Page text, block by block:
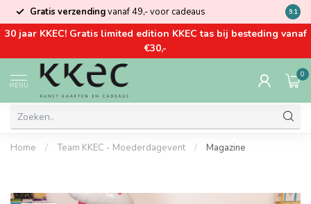
Gratis verzendingvanaf 49,- voor cadeaus Kom
9.1
30 jaar KKEC! Gratis limited edition KKEC tas bij besteding vanaf
€30,-
MENU
0
Home / Team KKEC - Moederdagevent / Magazine